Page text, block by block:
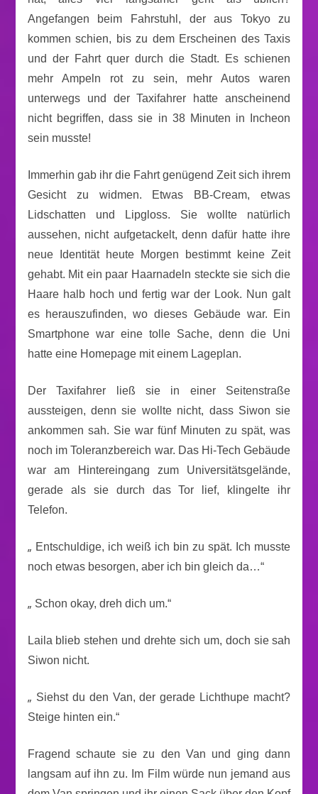
Angefangen beim Fahrstuhl, der aus Tokyo zu
kommen schien, bis zu dem Erscheinen des Taxis
und der Fahrt quer durch die Stadt. Es schienen
mehr Ampeln rot zu sein, mehr Autos waren
unterwegs und der Taxifahrer hatte anscheinend
nicht begriffen, dass sie in 38 Minuten in Incheon
sein musste!
Immerhin gab ihr die Fahrt genügend Zeit sich ihrem
Gesicht zu widmen. Etwas BB-Cream, etwas
Lidschatten und Lipgloss. Sie wollte natürlich
aussehen, nicht aufgetackelt, denn dafür hatte ihre
neue Identität heute Morgen bestimmt keine Zeit
gehabt. Mit ein paar Haarnadeln steckte sie sich die
Haare halb hoch und fertig war der Look. Nun galt
es herauszufinden, wo dieses Gebäude war. Ein
Smartphone war eine tolle Sache, denn die Uni
hatte eine Homepage mit einem Lageplan.
Der Taxifahrer ließ sie in einer Seitenstraße
aussteigen, denn sie wollte nicht, dass Siwon sie
ankommen sah. Sie war fünf Minuten zu spät, was
noch im Toleranzbereich war. Das Hi-Tech Gebäude
war am Hintereingang zum Universitätsgelände,
gerade als sie durch das Tor lief, klingelte ihr
Telefon.
„ Entschuldige, ich weiß ich bin zu spät. Ich musste
noch etwas besorgen, aber ich bin gleich da…“
„ Schon okay, dreh dich um.“
Laila blieb stehen und drehte sich um, doch sie sah
Siwon nicht.
„ Siehst du den Van, der gerade Lichthupe macht?
Steige hinten ein.“
Fragend schaute sie zu den Van und ging dann
langsam auf ihn zu. Im Film würde nun jemand aus